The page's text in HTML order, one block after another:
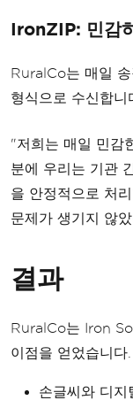
IronZIP: 민감
RuralCo는 매일
형식으로 수신합니
"저희는 매일 민감
분에 우리는 기관
을 안정적으로 처
문제가 생기지 않
결과
RuralCo는 Iron
이점을 얻었습니다.
손글씨와 디